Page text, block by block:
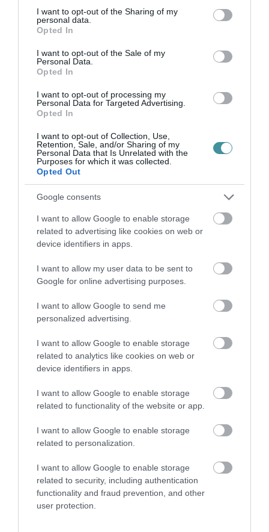
not limited to your visit or usage behaviour. You may click to
grant or deny consent to Google and its third-party tags to
use your data for below specified purposes in below Google
consent section.
I want to opt-out of the Sharing of my
personal data.
Opted In
I want to opt-out of the Sale of my
Personal Data.
Opted In
I want to opt-out of processing my
Personal Data for Targeted Advertising.
Opted In
I want to opt-out of Collection, Use,
Retention, Sale, and/or Sharing of my
Personal Data that Is Unrelated with the
Purposes for which it was collected.
Opted Out
Google consents
I want to allow Google to enable storage
related to advertising like cookies on web or
device identifiers in apps.
I want to allow my user data to be sent to
Google for online advertising purposes.
I want to allow Google to send me
personalized advertising.
I want to allow Google to enable storage
related to analytics like cookies on web or
device identifiers in apps.
I want to allow Google to enable storage
related to functionality of the website or app.
I want to allow Google to enable storage
related to personalization.
I want to allow Google to enable storage
related to security, including authentication
functionality and fraud prevention, and other
user protection.
A jelenlegi helyzet így kettős képet mutat:
miközben a piaci árak enyhülnek, a
szabályozási és adózási környezet továbbra is
komoly terhet jelent a kisebb, független kutak
számára. Ha nem születik gyors
megállapodás, a következő hetekben valóban
nemcsak gazdasági, hanem ellátásbiztonsági
kérdéssé is válhat.
indexkép: Getty Images
Ne maradjon le a legfrissebb hírekről, kövessen
bennünket az EGRI ÜGYEK Google Hírek oldalán!
Legfrissebb híreink
ORBÁN EGYKORI VÍZÜGYI ÁLLAMTITKÁRA
IS ELLENTMONDOTT A VOL...